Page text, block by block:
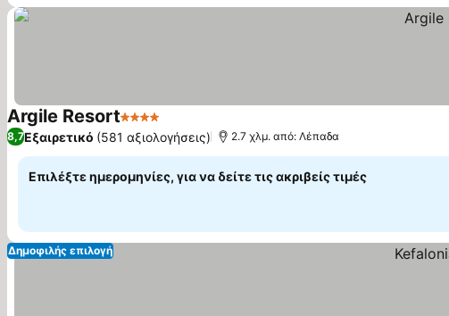
Argile Resort4 ΑστέριαΕμφάνιση τιμών
8,7Εξαιρετικό (581 αξιολογήσεις) 2.7 χλμ. από: Λέπαδα
Επιλέξτε ημερομηνίες, για να δείτε τις ακριβείς τιμές
Δημοφιλής επιλογή